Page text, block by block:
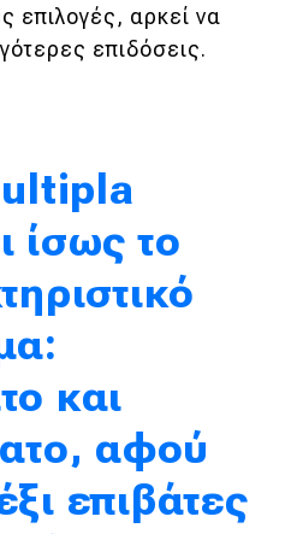
επιλογές, αρκεί να
επιδόσεις.
ίσως το
και
αφού
επιβάτες